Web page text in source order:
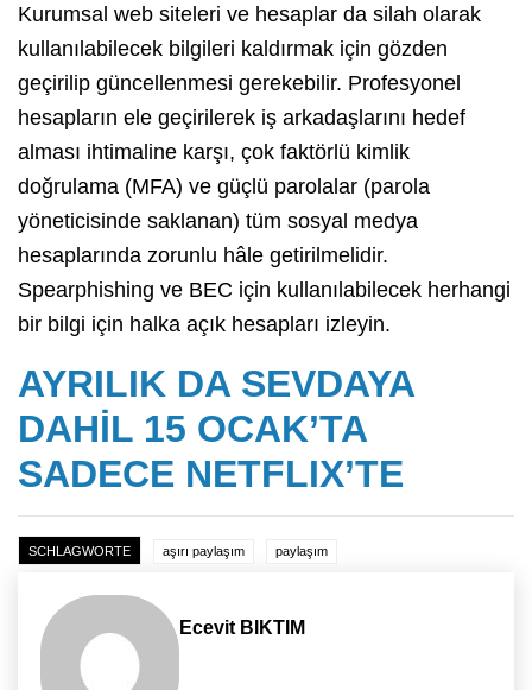
Kurumsal web siteleri ve hesaplar da silah olarak
kullanılabilecek bilgileri kaldırmak için gözden
geçirilip güncellenmesi gerekebilir. Profesyonel
hesapların ele geçirilerek iş arkadaşlarını hedef
alması ihtimaline karşı, çok faktörlü kimlik
doğrulama (MFA) ve güçlü parolalar (parola
yöneticisinde saklanan) tüm sosyal medya
hesaplarında zorunlu hâle getirilmelidir.
Spearphishing ve BEC için kullanılabilecek herhangi
bir bilgi için halka açık hesapları izleyin.
AYRILIK DA SEVDAYA
DAHİL 15 OCAK’TA
SADECE NETFLIX’TE
SCHLAGWORTE aşırı paylaşım paylaşım
Ecevit BIKTIM